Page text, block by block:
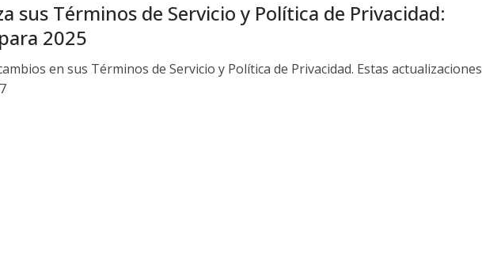
sus Términos de Servicio y Política de Privacidad:
2025
en sus Términos de Servicio y Política de Privacidad. Estas actualizaciones